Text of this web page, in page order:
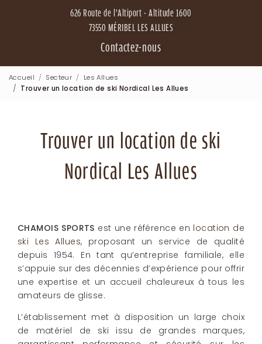
626 Route de l'Altiport - Altitude 1600
73550 MÉRIBEL LES ALLUES
Contactez-nous
Accueil Secteur
Les Allues
Trouver un location de ski Nordical Les Allues
Trouver un location de ski
Nordical Les Allues
CHAMOIS SPORTS est une référence en location de
ski Les Allues, proposant un service de qualité
depuis 1954. En tant qu’entreprise familiale, elle
s’appuie sur des décennies d’expérience pour offrir
une expertise et un accueil chaleureux à tous les
amateurs de glisse.
L’établissement met à disposition un large choix
de matériel de ski issu de grandes marques,